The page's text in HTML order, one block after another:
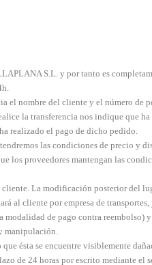
S.L. y por tanto es
el nombre del cliente y el número de
la transferencia nos indique que
realizado el pago de dicho pedido.
las condiciones de precio y
los proveedores mantengan las
La modificación posterior del
al cliente por empresa de
de pago contra reembolso)
manipulación.
ésta se encuentre visiblemente
de 24 horas por escrito mediante